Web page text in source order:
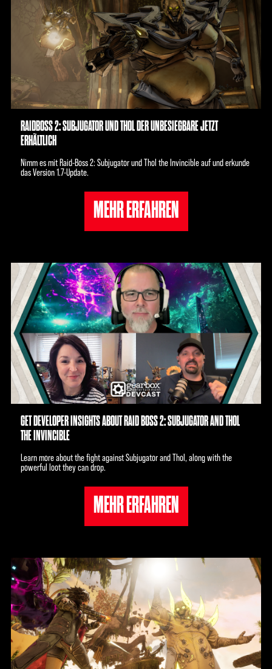
RAIDBOSS 2: SUBJUGATOR UND THOL DER UNBESIEGBARE JETZT
ERHÄLTLICH
Nimm es mit Raid-Boss 2: Subjugator und Thol the Invincible auf und erkunde
das Version 1.7-Update.
MEHR ERFAHREN
GET DEVELOPER INSIGHTS ABOUT RAID BOSS 2: SUBJUGATOR AND THOL
THE INVINCIBLE
Learn more about the fight against Subjugator and Thol, along with the
powerful loot they can drop.
MEHR ERFAHREN